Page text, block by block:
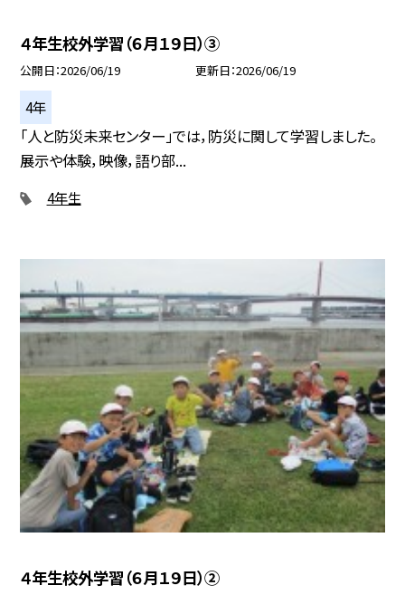
４年生校外学習（６月１９日）③
公開日 2026/06/19 更新日 2026/06/19
4年
「人と防災未来センター」では，防災に関して学習しました。
展示や体験，映像，語り部...
4年生
４年生校外学習（６月１９日）②